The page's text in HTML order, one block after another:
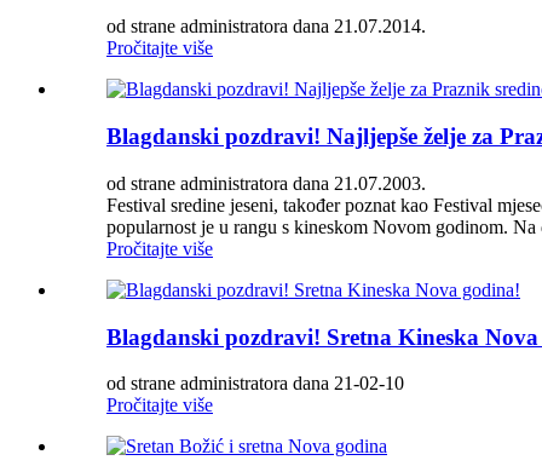
od strane administratora dana 21.07.2014.
Pročitajte više
Blagdanski pozdravi! Najljepše želje za
od strane administratora dana 21.07.2003.
Festival sredine jeseni, također poznat kao Festival
popularnost je u rangu s kineskom Novom godinom. Na
Pročitajte više
Blagdanski pozdravi! Sretna Kineska
od strane administratora dana 21-02-10
Pročitajte više